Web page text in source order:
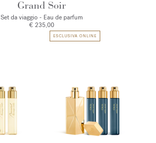
Grand Soir
Set da viaggio - Eau de parfum
€ 235,00
ESCLUSIVA ONLINE